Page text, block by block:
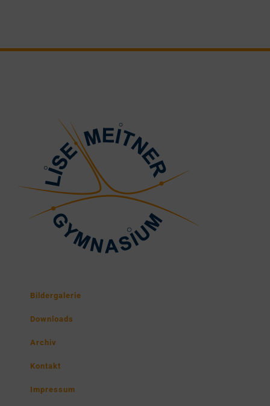
Bildergalerie
Downloads
Archiv
Kontakt
Impressum